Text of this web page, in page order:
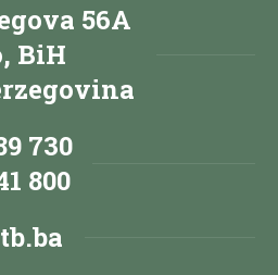
56A
BiH
730
800